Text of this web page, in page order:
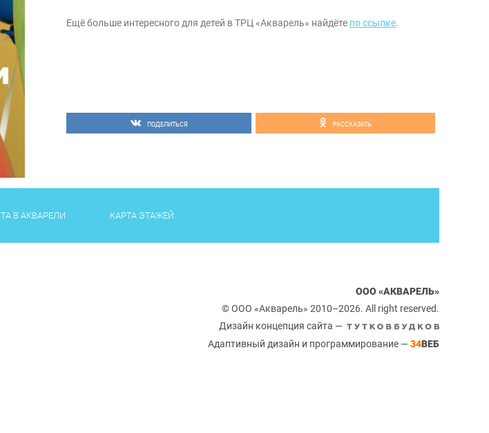
Ещё больше интересного для детей в ТРЦ «Акварель» найдёте по ссылке.
ПОДЕЛИТЬСЯ РАССКАЗАТЬ
В АКВАРЕЛИ КАРТА ЭТАЖЕЙ
ООО «АКВАРЕЛЬ»
© ООО «Акварель» 2010–2026. All right reserved.
Дизайн концепция сайта —
Адаптивный дизайн и программирование — 34ВЕБ